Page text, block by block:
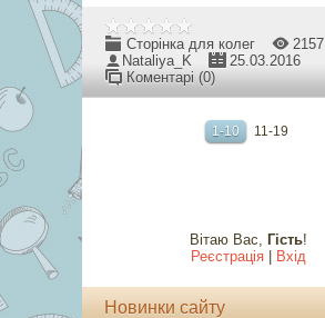
Сторінка для колег 2157
Nataliya_K
25.03.2016
Коментарі (0)
1-10 11-19
Вітаю Вас, Гість!
Реєстрація
Вхід
Новинки сайту